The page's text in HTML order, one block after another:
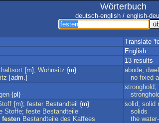
Wörterbuch
deutsch-english / english-
Translate
English
13 results
{m}; Wohnsitz {m}
[adm.]
abode;
no fixed
{pl}
stronghold;
{m}; fester Bestandteil {m}
Stoffe; feste Bestandteile
festen Bestandteile des Kaffees
solid; solid
solids
the